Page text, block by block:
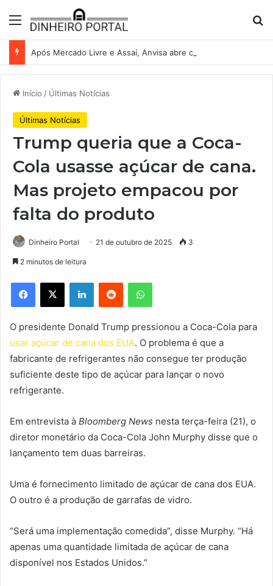
Menu
Início / Últimas Notícias
Últimas Notícias
Trump queria que a Coca-
Cola usasse açúcar de cana.
Mas projeto empacou por
falta do produto
Dinheiro Portal 21 de outubro de 2025 3
2 minutos de leitura
Facebook
X LinkedinReddit WhatsApp
O presidente Donald Trump pressionou a Coca-Cola para
usar açúcar de cana dos EUA. O problema é que a
fabricante de refrigerantes não consegue ter produção
suficiente deste tipo de açúcar para lançar o novo
refrigerante.
Em entrevista à Bloomberg News nesta terça-feira (21), o
diretor monetário da Coca-Cola John Murphy disse que o
lançamento tem duas barreiras.
Uma é fornecimento limitado de açúcar de cana dos EUA.
O outro é a produção de garrafas de vidro.
“Será uma implementação comedida”, disse Murphy. “Há
apenas uma quantidade limitada de açúcar de cana
disponível nos Estados Unidos.”